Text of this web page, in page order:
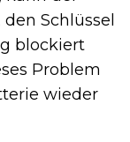
Schlüssel
blockiert
Problem
wieder